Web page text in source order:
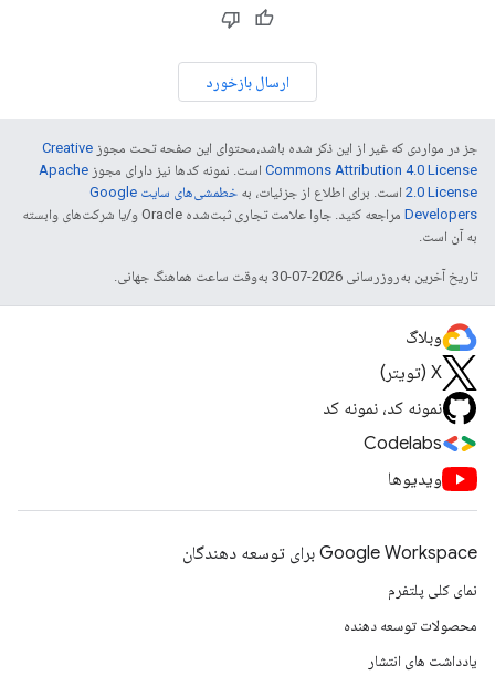
ارسال بازخورد
جز در مواردی که غیر از این ذکر شده باشد،‌محتوای این صفحه تحت مجوز Creative
Commons Attribution 4.0 License است. نمونه کدها نیز دارای مجوز Apache
2.0 License است. برای اطلاع از جزئیات، به
خطمشی‌های سایت Google
Developers‏
مراجعه کنید. جاوا علامت تجاری ثبت‌شده Oracle و/یا شرکت‌های وابسته
به آن است.
تاریخ آخرین به‌روزرسانی 2026-07-30 به‌وقت ساعت هماهنگ جهانی.
وبلاگ
X (تویتر)
نمونه کد، نمونه کد
Codelabs
ویدیوها
Google Workspace برای توسعه دهندگان
نمای کلی پلتفرم
محصولات توسعه دهنده
یادداشت های انتشار